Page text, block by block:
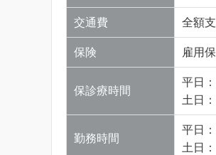
交通費 全額
保険 雇用
保診療時間
平日
土日
勤務時間
平日
土日